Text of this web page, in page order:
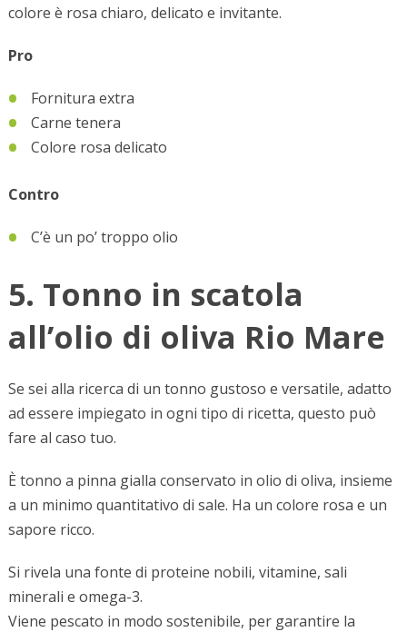
colore è rosa chiaro, delicato e invitante.
Pro
Fornitura extra
Carne tenera
Colore rosa delicato
Contro
C’è un po’ troppo olio
5. Tonno in scatola
all’olio di oliva Rio Mare
Se sei alla ricerca di un tonno gustoso e versatile, adatto
ad essere impiegato in ogni tipo di ricetta, questo può
fare al caso tuo.
È tonno a pinna gialla conservato in olio di oliva, insieme
a un minimo quantitativo di sale. Ha un colore rosa e un
sapore ricco.
Si rivela una fonte di proteine nobili, vitamine, sali
minerali e omega-3.
Viene pescato in modo sostenibile, per garantire la